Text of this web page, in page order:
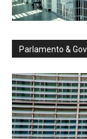
Parlamento &